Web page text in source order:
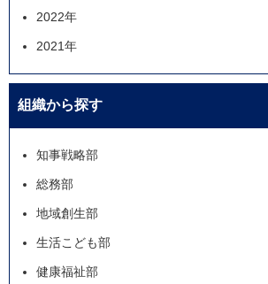
2022年
2021年
組織から探す
知事戦略部
総務部
地域創生部
生活こども部
健康福祉部